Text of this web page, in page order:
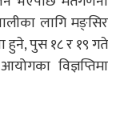
लागि मङ्सिर
हुने, पुस १८ र १९ गते
विज्ञप्तिमा